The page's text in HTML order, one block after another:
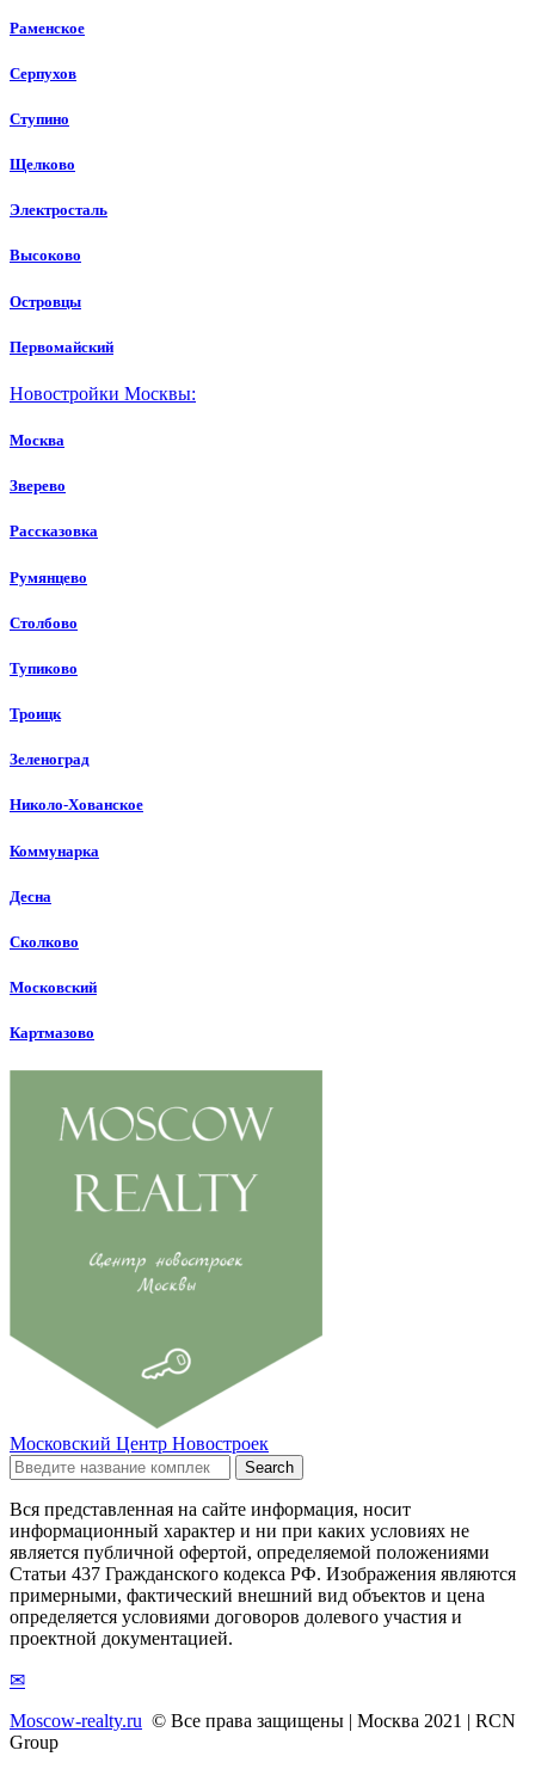
Раменское
Серпухов
Ступино
Щелково
Электросталь
Высоково
Островцы
Первомайский
Новостройки Москвы:
Москва
Зверево
Рассказовка
Румянцево
Столбово
Тупиково
Троицк
Зеленоград
Николо-Хованское
Коммунарка
Десна
Сколково
Московский
Картмазово
Московский Центр Новостроек
Search
Вся представленная на сайте информация, носит
информационный характер и ни при каких условиях не
является публичной офертой, определяемой положениями
Статьи 437 Гражданского кодекса РФ. Изображения являются
примерными, фактический внешний вид объектов и цена
определяется условиями договоров долевого участия и
проектной документацией.
✉
Moscow-realty.ru © Все права защищены | Москва 2021 | RCN
Group